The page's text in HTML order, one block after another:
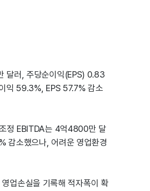
러, 주당순이익(EPS) 0.83
익 59.3%, EPS 57.7% 감소
정 EBITDA는 4억4800만 달
감소했으나, 어려운 영업환경
업손실을 기록해 적자폭이 확